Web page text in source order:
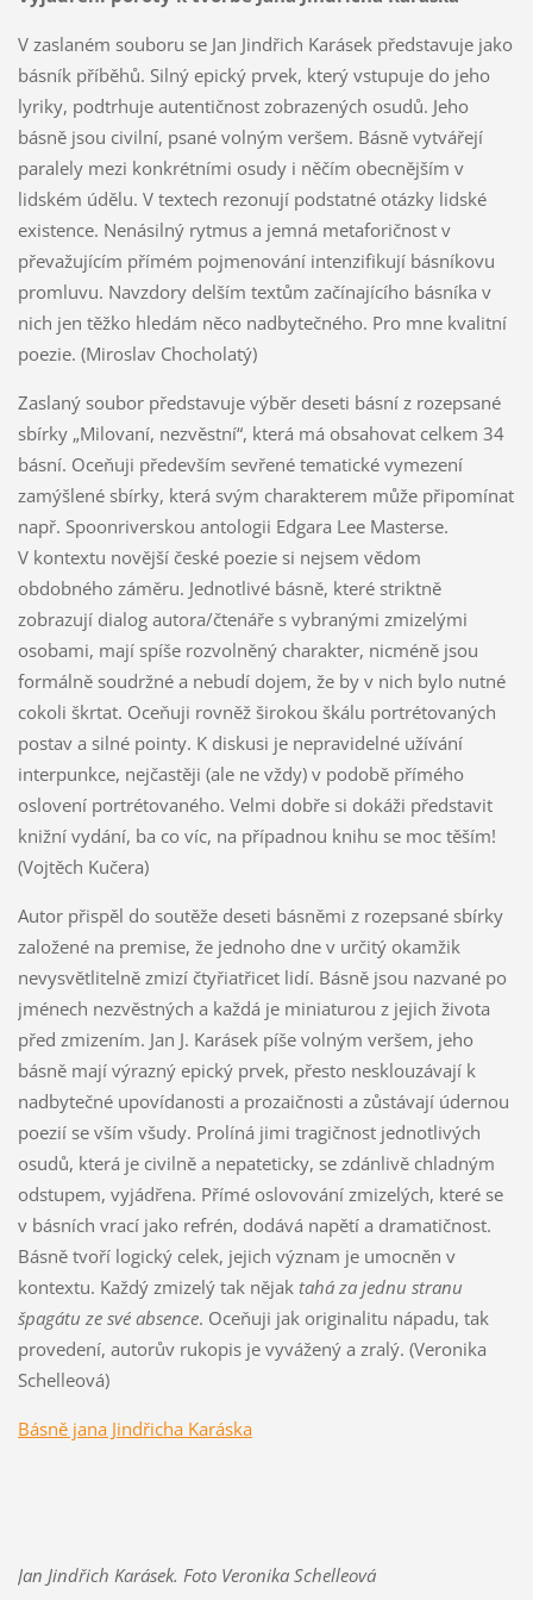
V zaslaném souboru se Jan Jindřich Karásek představuje jako
básník příběhů. Silný epický prvek, který vstupuje do jeho
lyriky, podtrhuje autentičnost zobrazených osudů. Jeho
básně jsou civilní, psané volným veršem. Básně vytvářejí
paralely mezi konkrétními osudy i něčím obecnějším v
lidském údělu. V textech rezonují podstatné otázky lidské
existence. Nenásilný rytmus a jemná metaforičnost v
převažujícím přímém pojmenování intenzifikují básníkovu
promluvu. Navzdory delším textům začínajícího básníka v
nich jen těžko hledám něco nadbytečného. Pro mne kvalitní
poezie. (Miroslav Chocholatý)
Zaslaný soubor představuje výběr deseti básní z rozepsané
sbírky „Milovaní, nezvěstní“, která má obsahovat celkem 34
básní. Oceňuji především sevřené tematické vymezení
zamýšlené sbírky, která svým charakterem může připomínat
např. Spoonriverskou antologii Edgara Lee Masterse.
V kontextu novější české poezie si nejsem vědom
obdobného záměru. Jednotlivé básně, které striktně
zobrazují dialog autora/čtenáře s vybranými zmizelými
osobami, mají spíše rozvolněný charakter, nicméně jsou
formálně soudržné a nebudí dojem, že by v nich bylo nutné
cokoli škrtat. Oceňuji rovněž širokou škálu portrétovaných
postav a silné pointy. K diskusi je nepravidelné užívání
interpunkce, nejčastěji (ale ne vždy) v podobě přímého
oslovení portrétovaného. Velmi dobře si dokáži představit
knižní vydání, ba co víc, na případnou knihu se moc těším!
(Vojtěch Kučera)
Autor přispěl do soutěže deseti básněmi z rozepsané sbírky
založené na premise, že jednoho dne v určitý okamžik
nevysvětlitelně zmizí čtyřiatřicet lidí. Básně jsou nazvané po
jménech nezvěstných a každá je miniaturou z jejich života
před zmizením. Jan J. Karásek píše volným veršem, jeho
básně mají výrazný epický prvek, přesto nesklouzávají k
nadbytečné upovídanosti a prozaičnosti a zůstávají údernou
poezií se vším všudy. Prolíná jimi tragičnost jednotlivých
osudů, která je civilně a nepateticky, se zdánlivě chladným
odstupem, vyjádřena. Přímé oslovování zmizelých, které se
v básních vrací jako refrén, dodává napětí a dramatičnost.
Básně tvoří logický celek, jejich význam je umocněn v
kontextu. Každý zmizelý tak nějak tahá za jednu stranu
špagátu ze své absence. Oceňuji jak originalitu nápadu, tak
provedení, autorův rukopis je vyvážený a zralý. (Veronika
Schelleová)
Básně jana Jindřicha Karáska
Jan Jindřich Karásek. Foto Veronika Schelleová